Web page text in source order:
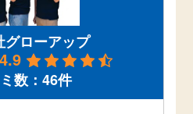
グローアップ
4.9
数：46件